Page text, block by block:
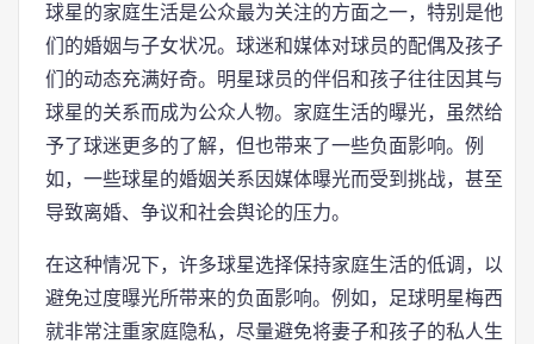
球星的家庭生活是公众最为关注的方面之一，特别是他
们的婚姻与子女状况。球迷和媒体对球员的配偶及孩子
们的动态充满好奇。明星球员的伴侣和孩子往往因其与
球星的关系而成为公众人物。家庭生活的曝光，虽然给
予了球迷更多的了解，但也带来了一些负面影响。例
如，一些球星的婚姻关系因媒体曝光而受到挑战，甚至
导致离婚、争议和社会舆论的压力。
在这种情况下，许多球星选择保持家庭生活的低调，以
避免过度曝光所带来的负面影响。例如，足球明星梅西
就非常注重家庭隐私，尽量避免将妻子和孩子的私人生